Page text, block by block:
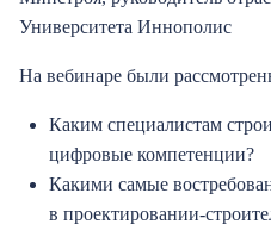
Университета Иннополис
На вебинаре были
Каким специалистам
цифровые компетенции?
Какими самые
в проектировании-